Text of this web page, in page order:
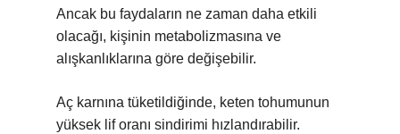
Ancak bu faydaların ne zaman daha etkili
olacağı, kişinin metabolizmasına ve
alışkanlıklarına göre değişebilir.
Aç karnına tüketildiğinde, keten tohumunun
yüksek lif oranı sindirimi hızlandırabilir.